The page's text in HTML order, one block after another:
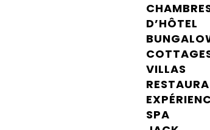
D’HÔTEL
VILLAS
SPA